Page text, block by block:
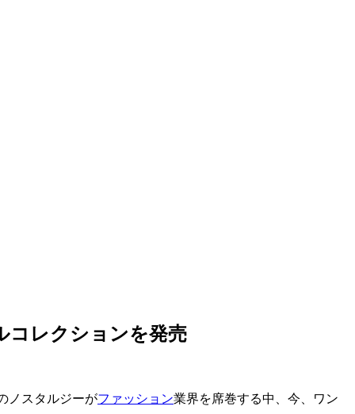
コレクションを発売
ノスタルジーがファッション業界を席巻する中、今、ワン